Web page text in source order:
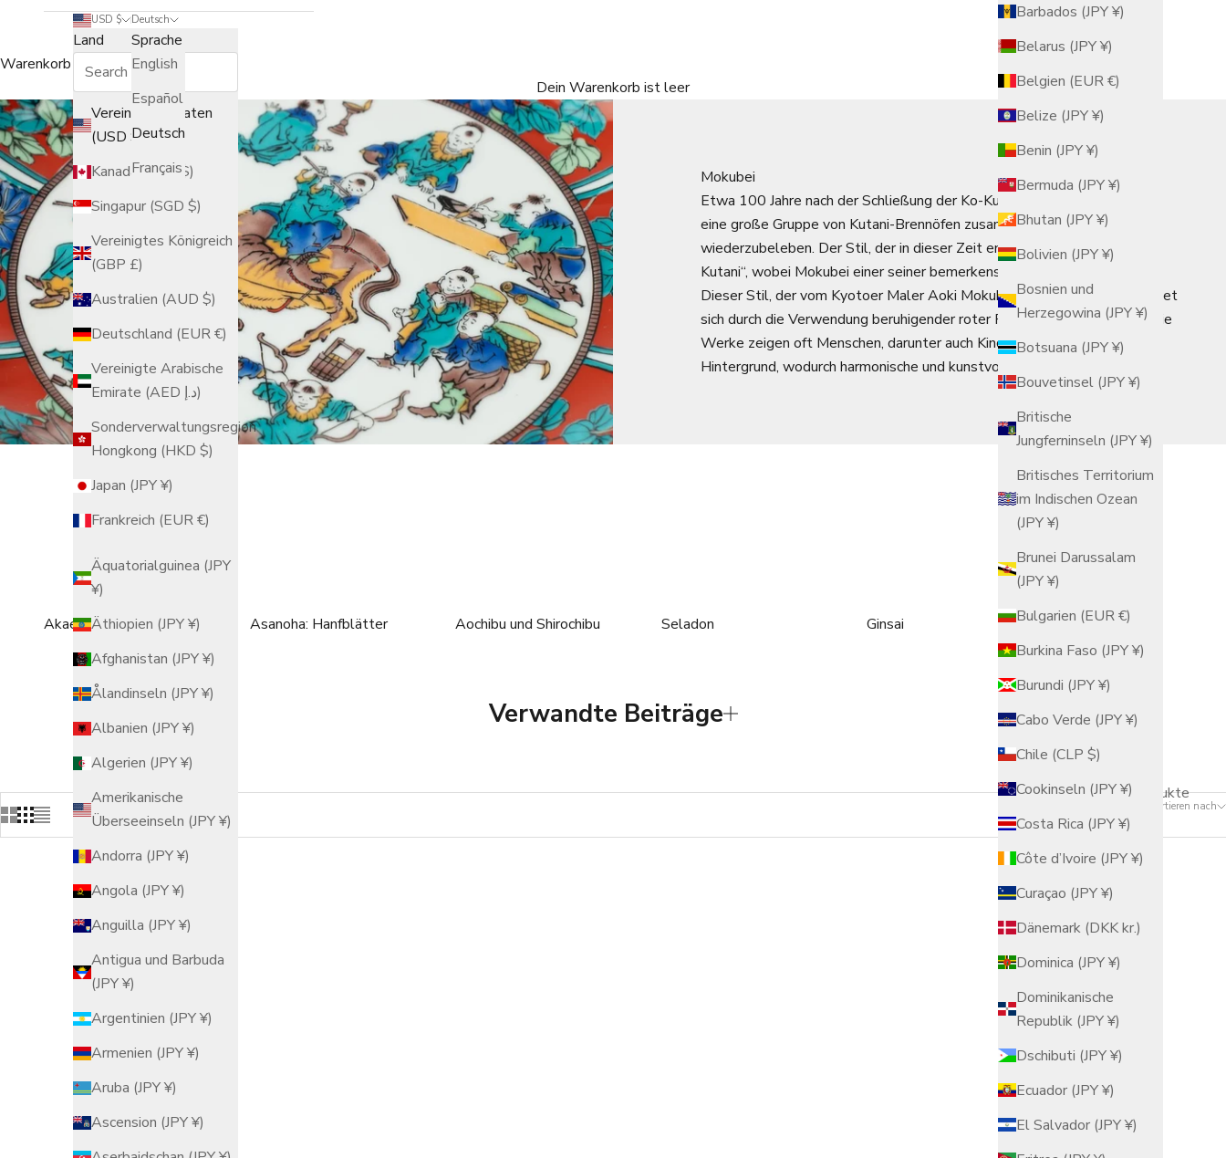
Barbados (JPY ¥)
Belarus (JPY ¥)
Belgien (EUR €)
Belize (JPY ¥)
Benin (JPY ¥)
Bermuda (JPY ¥)
Bhutan (JPY ¥)
Bolivien (JPY ¥)
Bosnien und
Herzegowina (JPY ¥)
Botsuana (JPY ¥)
Bouvetinsel (JPY ¥)
Britische
Jungferninseln (JPY ¥)
Britisches Territorium
im Indischen Ozean
(JPY ¥)
Brunei Darussalam
(JPY ¥)
Bulgarien (EUR €)
Burkina Faso (JPY ¥)
Burundi (JPY ¥)
Cabo Verde (JPY ¥)
Chile (CLP $)
Cookinseln (JPY ¥)
Costa Rica (JPY ¥)
Côte d’Ivoire (JPY ¥)
Curaçao (JPY ¥)
Dänemark (DKK kr.)
Dominica (JPY ¥)
Dominikanische
Republik (JPY ¥)
Dschibuti (JPY ¥)
Ecuador (JPY ¥)
El Salvador (JPY ¥)
USD $
Land
Vereinigte Staaten
(USD $)
Kanada (CAD $)
Singapur (SGD $)
Vereinigtes Königreich
(GBP £)
Australien (AUD $)
Deutschland (EUR €)
Vereinigte Arabische
Emirate (AED د.إ)
Sonderverwaltungsregion
Hongkong (HKD $)
Japan (JPY ¥)
Frankreich (EUR €)
Äquatorialguinea (JPY
¥)
Äthiopien (JPY ¥)
Afghanistan (JPY ¥)
Ålandinseln (JPY ¥)
Albanien (JPY ¥)
Algerien (JPY ¥)
Amerikanische
Überseeinseln (JPY ¥)
Andorra (JPY ¥)
Angola (JPY ¥)
Anguilla (JPY ¥)
Antigua und Barbuda
(JPY ¥)
Argentinien (JPY ¥)
Armenien (JPY ¥)
Aruba (JPY ¥)
Ascension (JPY ¥)
Deutsch
Sprache
English
Español
Deutsch
Français
Warenkorb
Dein Warenkorb ist leer
Mokubei
Etwa 100 Jahre nach der Schließung der Ko-Kutani-Brennöfen arbeitete
eine große Gruppe von Kutani-Brennöfen zusammen, um ihr Erbe
wiederzubeleben. Der Stil, der in dieser Zeit entstand, heißt „Revived
Kutani“, wobei Mokubei einer seiner bemerkenswertesten Stile ist.
Dieser Stil, der vom Kyotoer Maler Aoki Mokubei inspiriert wurde, zeichnet
sich durch die Verwendung beruhigender roter Pigmente als Basis aus. Die
Werke zeigen oft Menschen, darunter auch Kinder, vor einem lebendigen
Hintergrund, wodurch harmonische und kunstvolle Designs entstehen.
Akae Asanoha: Hanfblätter Aochibu und Shirochibu Seladon Ginsai Hanazume
Verwandte Beiträge
Sortieren nach
7 Produkte